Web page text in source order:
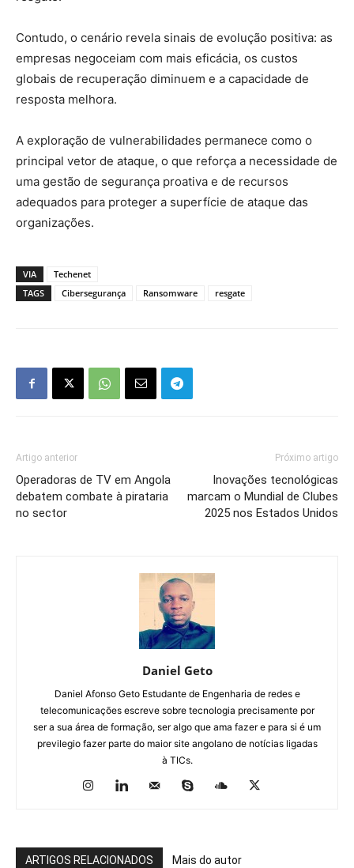
Contudo, o cenário revela sinais de evolução positiva: as
empresas negoceiam com mais eficácia, os custos
globais de recuperação diminuem e a capacidade de
resposta melhora.
A exploração de vulnerabilidades permanece como o
principal vetor de ataque, o que reforça a necessidade de
uma gestão de segurança proativa e de recursos
adequados para proteger a superfície de ataque das
organizações.
VIA
Techenet
TAGS
Cibersegurança Ransomware resgate
Artigo anterior
Operadoras de TV em Angola
debatem combate à pirataria
no sector
Próximo artigo
Inovações tecnológicas
marcam o Mundial de Clubes
2025 nos Estados Unidos
Daniel Geto
Daniel Afonso Geto Estudante de Engenharia de redes e
telecomunicações escreve sobre tecnologia precisamente por
ser a sua área de formação, ser algo que ama fazer e para si é um
previlegio fazer parte do maior site angolano de notícias ligadas
à TICs.
ARTIGOS RELACIONADOS Mais do autor